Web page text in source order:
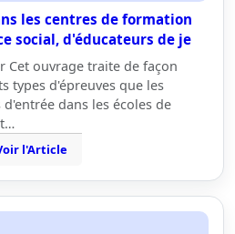
les centres de formation
social, d'éducateurs de je
Cet ouvrage traite de façon
types d'épreuves que les
dans les écoles de
l'Article